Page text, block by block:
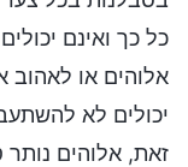
כל כך ואינם
אלוהים או לאהוב
יכולים לא
זאת, אלוהים נותר